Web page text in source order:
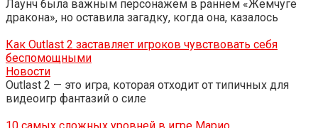
Лаунч была важным персонажем в раннем «Жемчуге
дракона», но оставила загадку, когда она, казалось
Как Outlast 2 заставляет игроков чувствовать себя
беспомощными
Новости
Outlast 2 — это игра, которая отходит от типичных для
видеоигр фантазий о силе